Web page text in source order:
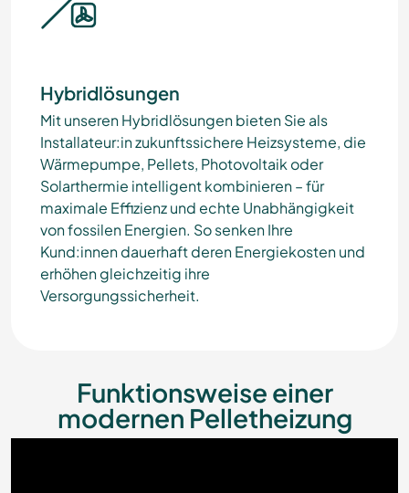
Hybridlösungen
Mit unseren Hybridlösungen bieten Sie als
Installateur:in zukunftssichere Heizsysteme, die
Wärmepumpe, Pellets, Photovoltaik oder
Solarthermie intelligent kombinieren – für
maximale Effizienz und echte Unabhängigkeit
von fossilen Energien. So senken Ihre
Kund:innen dauerhaft deren Energiekosten und
erhöhen gleichzeitig ihre
Versorgungssicherheit.
Funktionsweise einer
modernen Pelletheizung